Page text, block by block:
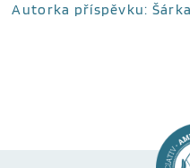
Autorka příspěvku: